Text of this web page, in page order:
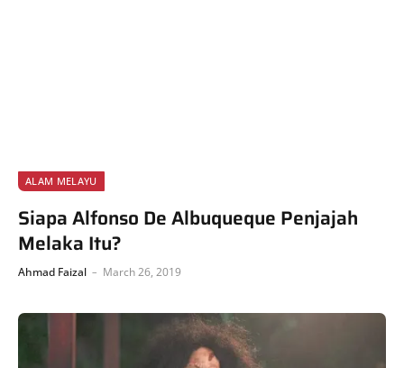
ALAM MELAYU
Siapa Alfonso De Albuqueque Penjajah
Melaka Itu?
Ahmad Faizal March 26, 2019